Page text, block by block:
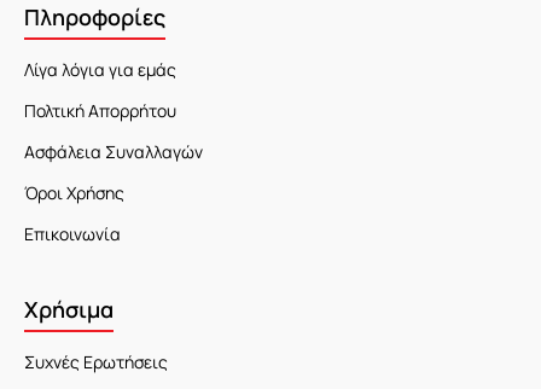
Πληροφορίες
Λίγα λόγια για εμάς
Πολτική Απορρήτου
Ασφάλεια Συναλλαγών
Όροι Χρήσης
Επικοινωνία
Χρήσιμα
Συχνές Ερωτήσεις